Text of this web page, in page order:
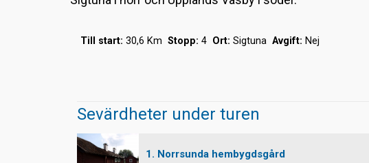
Till start: 30,6 Km Stopp: 4 Ort: Sigtuna Avgift: Nej
Sevärdheter under turen
1. Norrsunda hembygdsgård